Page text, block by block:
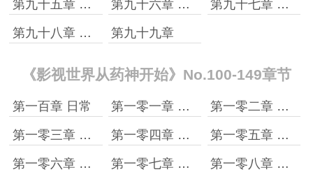
第九十五章 聚会 第九十六章 关雎尔搬走了 第九十七章 回归
第九十八章 日常 第九十九章
《影视世界从药神开始》No.100-149章节
第一百章 日常 第一零一章 你等明天的 第一零二章 给我个面子
第一零三章 要找领导说情 第一零四章 谁心里还没个人了 第一零五章 辞职
第一零六章 合伙 第一零七章 看看、就够了 第一零八章 有点儿小想法